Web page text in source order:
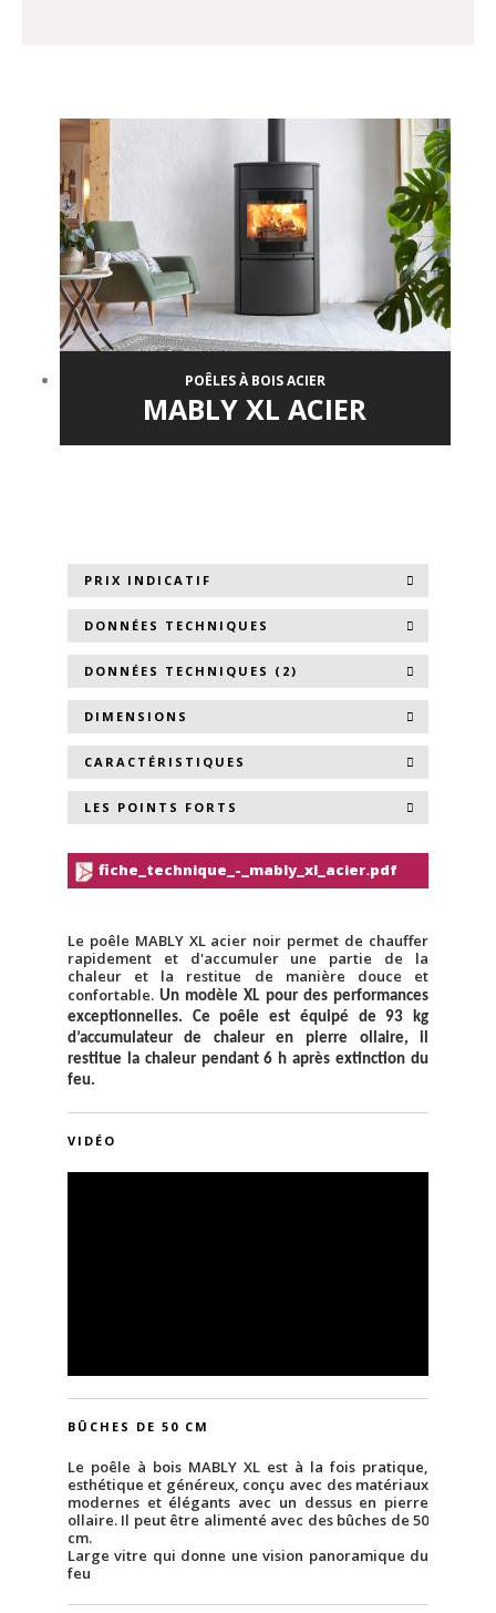
POÊLES À BOIS ACIER
MABLY XL ACIER
Le poêle MABLY XL acier noir permet de chauffer
rapidement et d'accumuler une partie de la
chaleur et la restitue de manière douce et
confortable.Un modèle XL pour des performances
exceptionnelles. Ce poêle est équipé de 93 kg
d’accumulateur de chaleur en pierre ollaire, il
restitue la chaleur pendant 6 h après extinction du
feu.
VIDÉO
BÛCHES DE 50 CM
Le poêle à bois MABLY XL est à la fois pratique,
esthétique et généreux, conçu avec des matériaux
modernes et élégants avec un dessus en pierre
ollaire. Il peut être alimenté avec des bûches de 50
cm.
Large vitre qui donne une vision panoramique du
feu
PRIX INDICATIF
DONNÉES TECHNIQUES
DONNÉES TECHNIQUES (2)
DIMENSIONS
CARACTÉRISTIQUES
LES POINTS FORTS
fiche_technique_-_mably_xl_acier.pdf